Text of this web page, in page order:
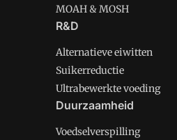
MOAH & MOSH
R&D
Alternatieve eiwitten
Suikerreductie
Ultrabewerkte voeding
Duurzaamheid
Voedselverspilling